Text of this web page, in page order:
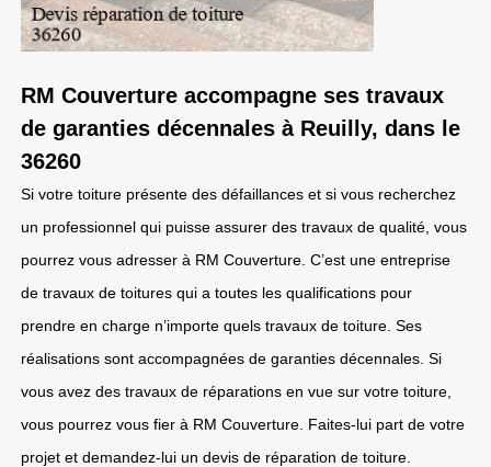
RM Couverture accompagne ses travaux
de garanties décennales à Reuilly, dans le
36260
Si votre toiture présente des défaillances et si vous recherchez
un professionnel qui puisse assurer des travaux de qualité, vous
pourrez vous adresser à RM Couverture. C’est une entreprise
de travaux de toitures qui a toutes les qualifications pour
prendre en charge n’importe quels travaux de toiture. Ses
réalisations sont accompagnées de garanties décennales. Si
vous avez des travaux de réparations en vue sur votre toiture,
vous pourrez vous fier à RM Couverture. Faites-lui part de votre
projet et demandez-lui un devis de réparation de toiture.